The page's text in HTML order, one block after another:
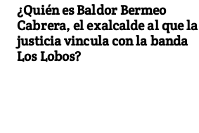
¿Quién es Baldor Bermeo
Cabrera, el exalcalde al que la
justicia vincula con la banda
Los Lobos?